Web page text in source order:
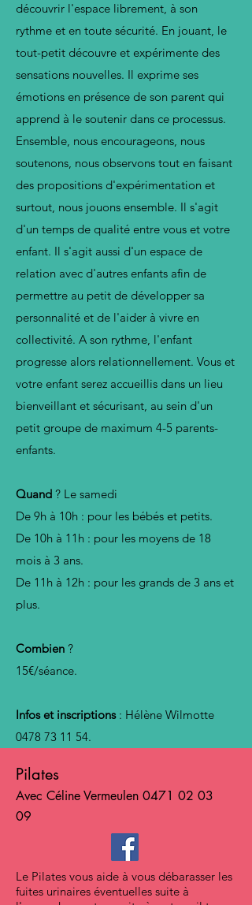
découvrir l'espace librement, à son
rythme et en toute sécurité. En jouant, le
tout-petit découvre et expérimente des
sensations nouvelles. Il exprime ses
émotions en présence de son parent qui
apprend à le soutenir dans ce processus.
Ensemble, nous encourageons, nous
soutenons, nous observons tout en faisant
des propositions d'expérimentation et
surtout, nous jouons ensemble. Il s'agit
d'un temps de qualité entre vous et votre
enfant. Il s'agit aussi d'un espace de
relation avec d'autres enfants afin de
permettre au petit de développer sa
personnalité et de l'aider à vivre en
collectivité. A son rythme, l'enfant
progresse alors relationnellement. Vous et
votre enfant serez accueillis dans un lieu
bienveillant et sécurisant, au sein d'un
petit groupe de maximum 4-5 parents-
enfants.
Quand ? Le samedi
De 9h à 10h : pour les bébés et petits.
De 10h à 11h : pour les moyens de 18
mois à 3 ans.
De 11h à 12h : pour les grands de 3 ans et
plus.
Combien ?
15€/séance.
Infos et inscriptions: Hélène Wilmotte
0478 73 11 54.
Pilates
Avec Céline Vermeulen 0471 02 03
09
Le Pilates vous aide à vous débarasser les
fuites urinaires éventuelles suite à